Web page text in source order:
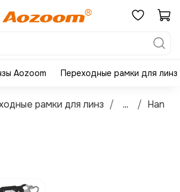
Aozoom Переходные рамки для линз
рамки для линз ... Han